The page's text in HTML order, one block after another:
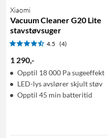
Xiaomi
Vacuum Cleaner G20 Lite
stavstøvsuger
4.5 (4)
1 290,-
Opptil 18 000 Pa sugeeffekt
LED-lys avslører skjult støv
Opptil 45 min batteritid